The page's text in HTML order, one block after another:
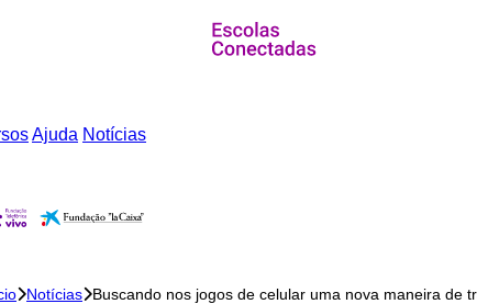
Ajuda Notícias
Notícias Buscando nos jogos de celular uma nova maneira de